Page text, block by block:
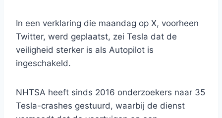
In een verklaring die maandag op X, voorheen
Twitter, werd geplaatst, zei Tesla dat de
veiligheid sterker is als Autopilot is
ingeschakeld.
NHTSA heeft sinds 2016 onderzoekers naar 35
Tesla-crashes gestuurd, waarbij de dienst